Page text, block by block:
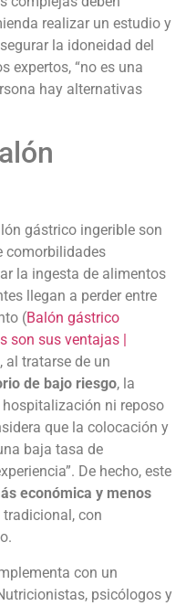
realizar un estudio y
la idoneidad del
expertos, “no es una
hay alternativas
gástrico ingerible son
comorbilidades
la ingesta de alimentos
llegan a perder entre
(Balón gástrico
son sus ventajas |
al tratarse de un
de bajo riesgo, la
ni reposo
que la colocación y
baja tasa de
De hecho, este
económica y menos
con
con un
psicólogos y